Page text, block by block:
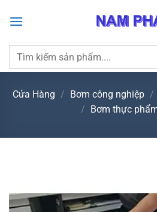
qua
dung
Tìm
Cửa Hàng / Bơm công nghiệp /
/ Bơm thực